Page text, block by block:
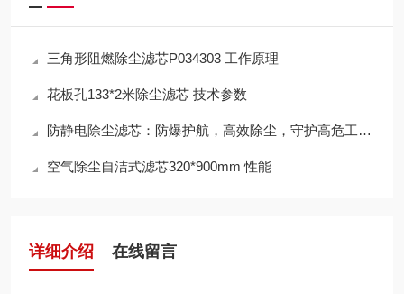
三角形阻燃除尘滤芯P034303 工作原理
花板孔133*2米除尘滤芯 技术参数
防静电除尘滤芯：防爆护航，高效除尘，守护高危工况安全
空气除尘自洁式滤芯320*900mm 性能
详细介绍 在线留言